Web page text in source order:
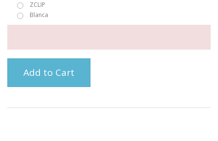
ZCLIP
Blanca
Add to Cart